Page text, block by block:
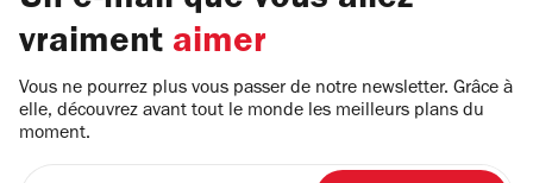
vraiment aimer
Vous ne pourrez plus vous passer de notre newsletter. Grâce à
elle, découvrez avant tout le monde les meilleurs plans du
moment.